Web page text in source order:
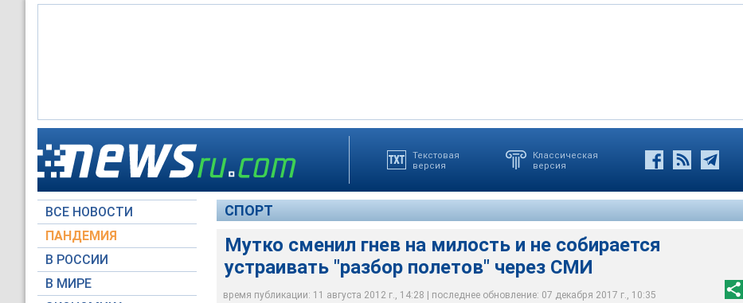
Текстовая
версия
Классическая
версия
ВСЕ НОВОСТИ
ПАНДЕМИЯ
В РОССИИ
В МИРЕ
СПОРТ
Мутко сменил гнев на милость и не собирается
устраивать "разбор полетов" через СМИ
время публикации: 11 августа 2012 г., 14:28 | последнее обновление: 07 декабря 2017 г., 10:35
Россия представлена на Олимпиаде "очень неплохой" командой, говорит Мутко и
обещает не устраивать "разбор полетов" через СМИ, заявил министр спорта РФ
Виталий Мутко
Russian Look